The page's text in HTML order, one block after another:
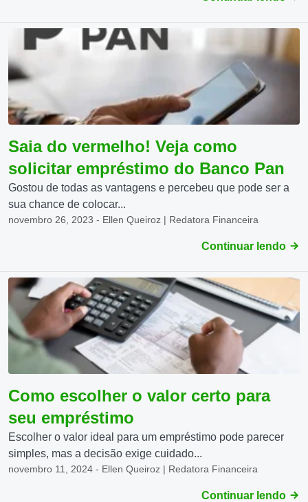
Saia do vermelho! Veja como
solicitar empréstimo do Banco Pan
Gostou de todas as vantagens e percebeu que pode ser a
sua chance de colocar...
novembro 26, 2023 - Ellen Queiroz | Redatora Financeira
Continuar lendo
Como escolher o valor certo para
seu empréstimo
Escolher o valor ideal para um empréstimo pode parecer
simples, mas a decisão exige cuidado...
novembro 11, 2024 - Ellen Queiroz | Redatora Financeira
Continuar lendo